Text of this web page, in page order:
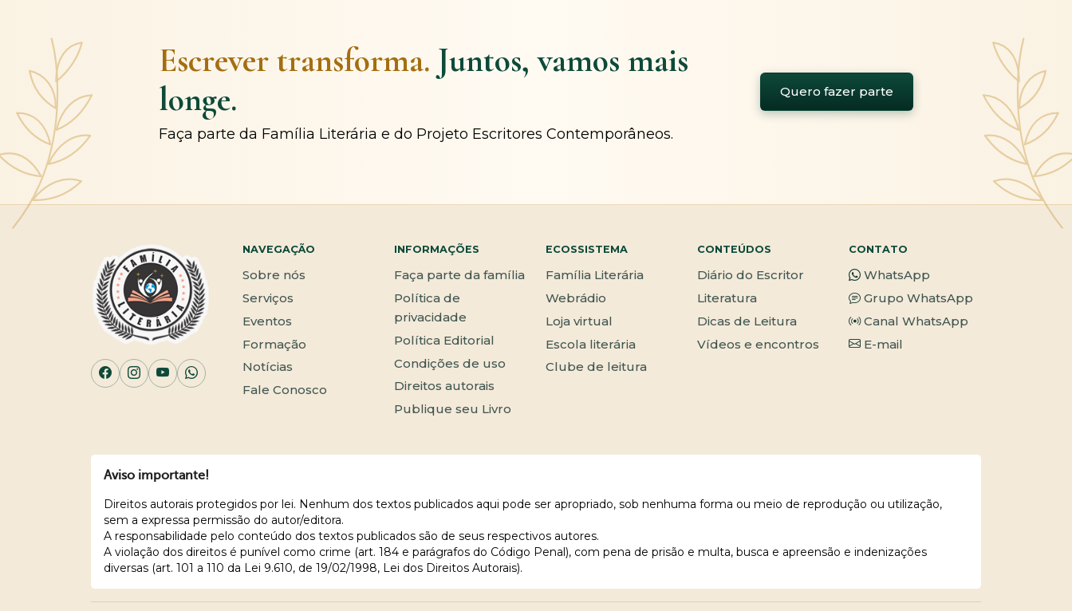
Escrever transforma. Juntos, vamos mais
longe.
Faça parte da Família Literária e do Projeto Escritores Contemporâneos.
Quero fazer parte
NAVEGAÇÃO
Sobre nós
Serviços
Eventos
Formação
Notícias
Fale Conosco
INFORMAÇÕES
Faça parte da família
Política de
privacidade
Política Editorial
Condições de uso
Direitos autorais
Publique seu Livro
ECOSSISTEMA
Família Literária
Webrádio
Loja virtual
Escola literária
Clube de leitura
CONTEÚDOS
Diário do Escritor
Literatura
Dicas de Leitura
Vídeos e encontros
CONTATO
WhatsApp
Grupo WhatsApp
Canal WhatsApp
E-mail
Aviso importante!
Direitos autorais protegidos por lei. Nenhum dos textos publicados aqui pode ser apropriado, sob nenhuma forma ou meio de reprodução ou utilização,
sem a expressa permissão do autor/editora.
A responsabilidade pelo conteúdo dos textos publicados são de seus respectivos autores.
A violação dos direitos é punível como crime (art. 184 e parágrafos do Código Penal), com pena de prisão e multa, busca e apreensão e indenizações
diversas (art. 101 a 110 da Lei 9.610, de 19/02/1998, Lei dos Direitos Autorais).